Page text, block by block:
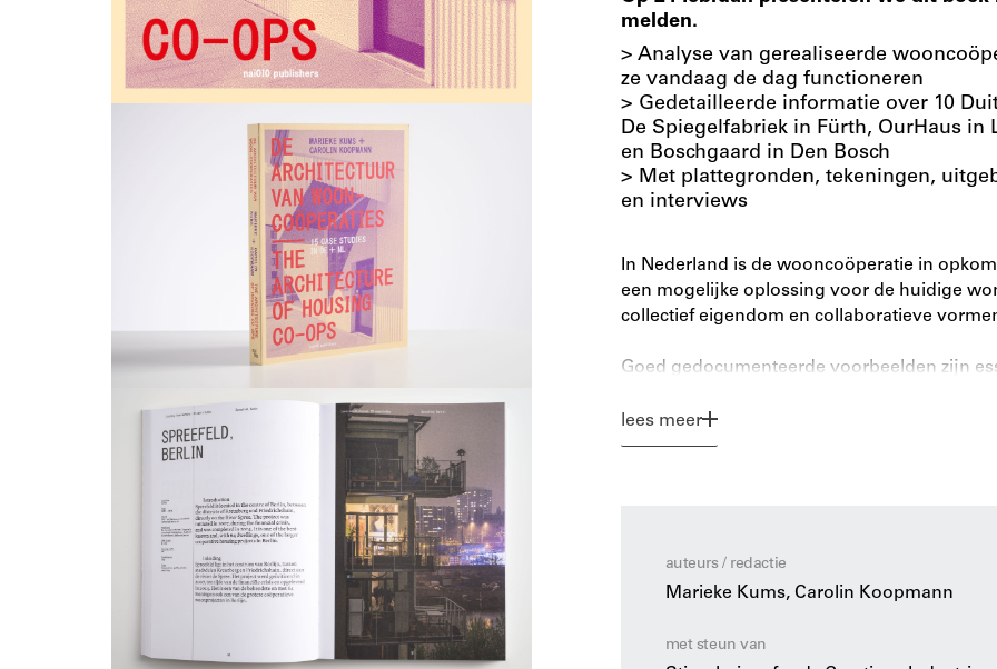
melden.
> Analyse van gerealiseerde
ze vandaag de dag functioneren
> Gedetailleerde informatie over 10
De Spiegelfabriek in Fürth, OurHaus
en Boschgaard in Den Bosch
> Met plattegronden, tekeningen,
en interviews
In Nederland is de wooncoöperatie in
een mogelijke oplossing voor de huidige
collectief eigendom en collaboratieve
Goed gedocumenteerde voorbeelden zijn
Duitsland en 5 uit Nederland, waaronder
en De Nieuwe Meent (Amsterdam).
wooncoöperaties biedt het boek zowel
onderzoekers, professionals en anderen die
lees meer
auteurs / redactie
Marieke Kums, Carolin Koopmann
met steun van